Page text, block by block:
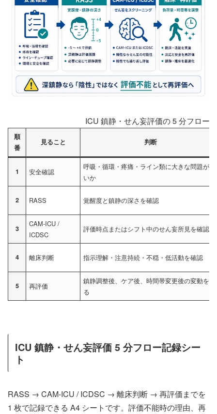
ICU 鎮静・せん妄評価の 5 分フロー
順
番
見ること 判断
1 安全確認
呼吸・循環・疼痛・ライン類に大きな問題がな
いか
2 RASS 覚醒度と鎮静の深さを確認
3
CAM-ICU /
ICDSC
評価時点またはシフト中のせん妄所見を確認
4 離床判断 指示理解・注意持続・不穏・低活動を確認
5 再評価
鎮静調整後、ケア後、時間帯変更後の変動を見
る
ICU 鎮静・せん妄評価 5 分フロー記録シー
ト
RASS → CAM-ICU / ICDSC → 離床判断 → 再評価までを
1 枚で記録できる A4 シートです。評価不能時の理由、再